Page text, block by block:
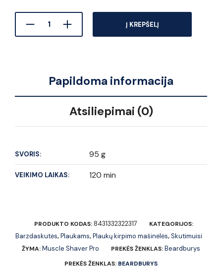
Į KREPŠELĮ
Papildoma informacija
Atsiliepimai (0)
SVORIS: 95 g
VEIKIMO LAIKAS: 120 min
PRODUKTO KODAS:8431332322317 KATEGORIJOS:
Barzdaskutės,Plaukams,Plaukų kirpimo mašinėlės,Skutimuisi
ŽYMA:Muscle Shaver Pro PREKĖS ŽENKLAS:Beardburys
PREKĖS ŽENKLAS: BEARDBURYS